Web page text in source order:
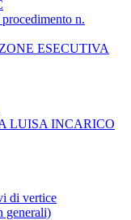
n.
ESECUTIVA
LUISA INCARICO
di vertice
generali)